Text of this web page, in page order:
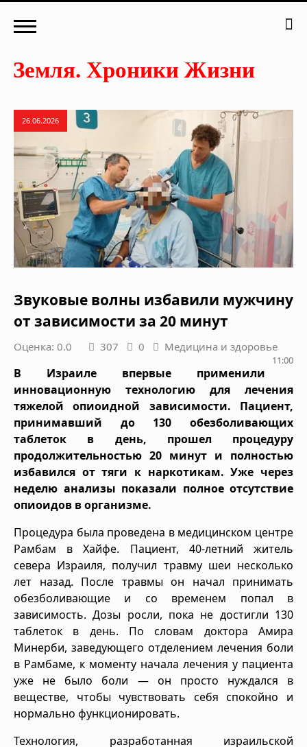
26.06.2026
Звуковые волны избавили мужчину
от зависимости за 20 минут
Оценка: 0.0 307 0 Медицина и здоровье
11:00
В Израиле впервые применили
инновационную технологию для лечения
тяжелой опиоидной зависимости. Пациент,
принимавший до 130 обезболивающих
таблеток в день, прошел процедуру
продолжительностью 20 минут и полностью
избавился от тяги к наркотикам. Уже через
неделю анализы показали полное отсутствие
опиоидов в организме.
Процедура была проведена в медицинском центре
Рамбам в Хайфе. Пациент, 40-летний житель
севера Израиля, получил травму шеи несколько
лет назад. После травмы он начал принимать
обезболивающие и со временем попал в
зависимость. Дозы росли, пока не достигли 130
таблеток в день. По словам доктора Амира
Минерби, заведующего отделением лечения боли
в Рамбаме, к моменту начала лечения у пациента
уже не было боли — он просто нуждался в
веществе, чтобы чувствовать себя спокойно и
нормально функционировать.
Технология, разработанная израильской